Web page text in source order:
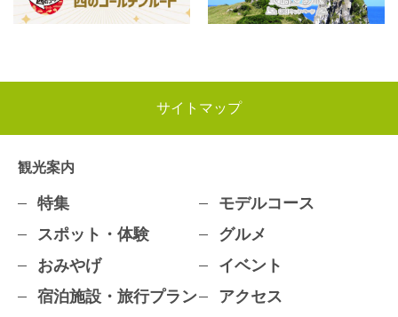
サイトマップ
観光案内
特集
モデルコース
スポット・体験
グルメ
おみやげ
イベント
宿泊施設・旅行プラン
アクセス